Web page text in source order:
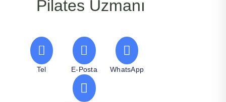
Pilates Uzmanı
Tel E-Posta WhatsApp